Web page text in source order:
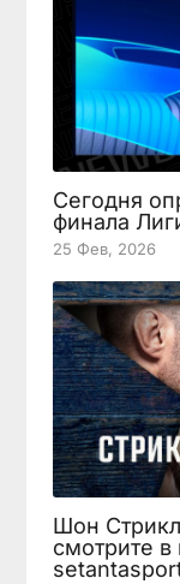
Сегодня
финала
25 Фев, 2026
Шон
смотрите